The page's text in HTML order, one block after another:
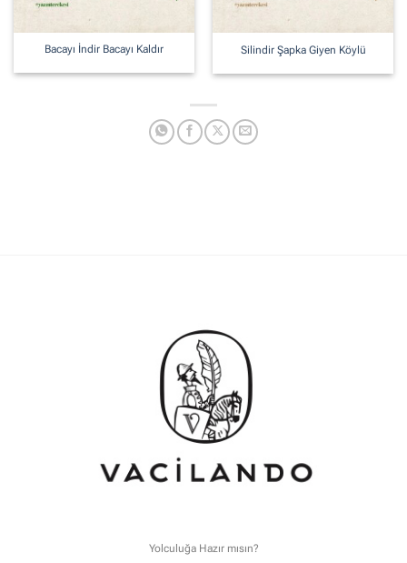
Bacayı İndir Bacayı Kaldır Silindir Şapka Giyen Köylü
Yolculuğa Hazır mısın?